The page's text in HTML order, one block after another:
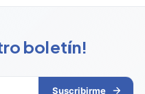
boletín!
Suscribirme